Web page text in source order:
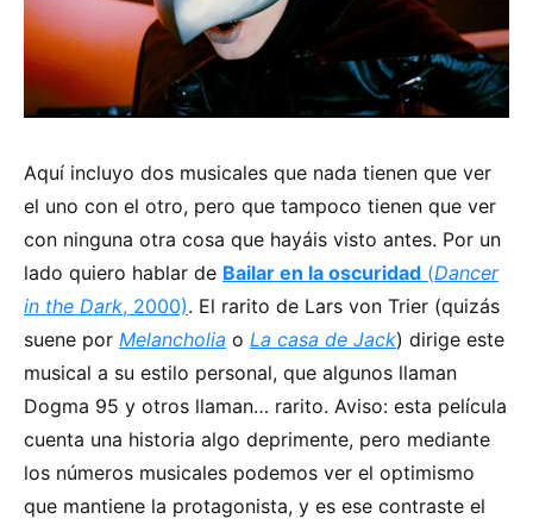
Aquí incluyo dos musicales que nada tienen que ver
el uno con el otro, pero que tampoco tienen que ver
con ninguna otra cosa que hayáis visto antes. Por un
lado quiero hablar de Bailar en la oscuridad (Dancer
in the Dark, 2000). El rarito de Lars von Trier (quizás
suene por Melancholia o La casa de Jack) dirige este
musical a su estilo personal, que algunos llaman
Dogma 95 y otros llaman… rarito. Aviso: esta película
cuenta una historia algo deprimente, pero mediante
los números musicales podemos ver el optimismo
que mantiene la protagonista, y es ese contraste el